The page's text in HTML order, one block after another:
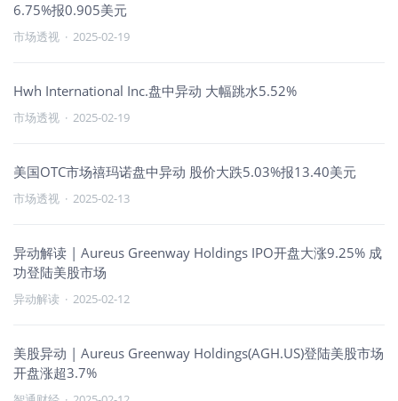
6.75%报0.905美元
市场透视 · 2025-02-19
Hwh International Inc.盘中异动 大幅跳水5.52%
市场透视 · 2025-02-19
美国OTC市场禧玛诺盘中异动 股价大跌5.03%报13.40美元
市场透视 · 2025-02-13
异动解读 | Aureus Greenway Holdings IPO开盘大涨9.25% 成
功登陆美股市场
异动解读 · 2025-02-12
美股异动 | Aureus Greenway Holdings(AGH.US)登陆美股市场
开盘涨超3.7%